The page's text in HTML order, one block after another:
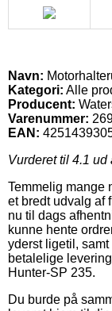
Navn:
Kategori: Alle
Producent:
Varenummer:
EAN:
Vurderet til 4.1 ud
Temmelig mange
et bredt udvalg af
nu til dags
kunne hente
yderst ligetil,
betalelige
Hunter-SP 235.
Du burde på